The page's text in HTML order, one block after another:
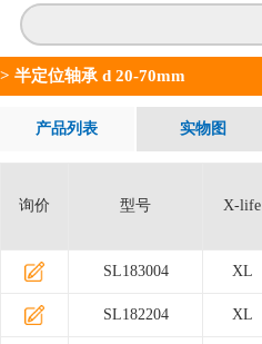
> 半定位轴承 d 20-70mm
产品列表 实物图
询价 型号 X-life
SL183004 XL
SL182204 XL